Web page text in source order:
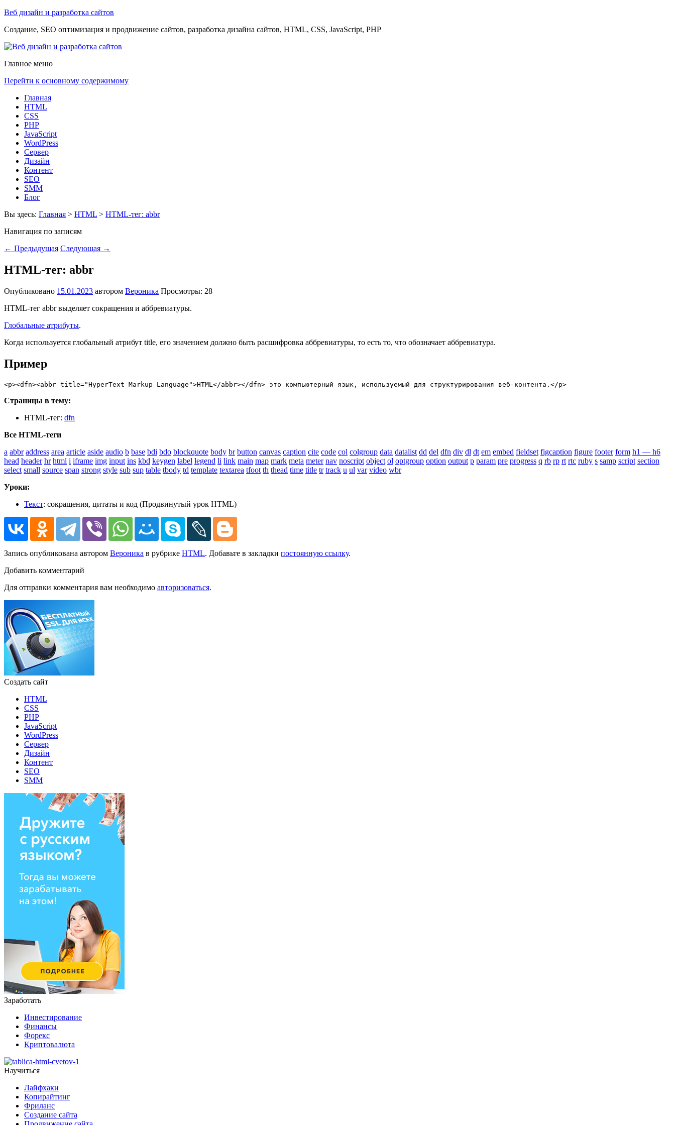
Веб дизайн и разработка сайтов
Создание, SEO оптимизация и продвижение сайтов, разработка дизайна сайтов, HTML, CSS, JavaScript, PHP
Главное меню
Перейти к основному содержимому
Главная
HTML
CSS
PHP
JavaScript
WordPress
Сервер
Дизайн
Контент
SEO
SMM
Блог
Вы здесь: Главная > HTML > HTML-тег: abbr
Навигация по записям
← Предыдущая Следующая →
HTML-тег: abbr
Опубликовано 15.01.2023 автором Вероника Просмотры: 28
HTML-тег abbr выделяет сокращения и аббревиатуры.
Глобальные атрибуты.
Когда используется глобальный атрибут title, его значением должно быть расшифровка аббревиатуры, то есть то, что обозначает аббревиатура.
Пример
<p><dfn><abbr title="HyperText Markup Language">HTML</abbr></dfn> это компьютерный язык, используемый для структурирования веб-контента.</p>
Страницы в тему:
HTML-тег: dfn
Все HTML-теги
a abbr address area article aside audio b base bdi bdo blockquote body br button canvas caption cite code col colgroup data datalist dd del dfn div dl dt em embed fieldset figcaption figure footer form h1 — h6
head header hr html i iframe img input ins kbd keygen label legend li link main map mark meta meter nav noscript object ol optgroup option output p param pre progress q rb rp rt rtc ruby s samp script section
select small source span strong style sub sup table tbody td template textarea tfoot th thead time title tr track u ul var video wbr
Уроки:
Текст: сокращения, цитаты и код (Продвинутый урок HTML)
Запись опубликована автором Вероника в рубрике HTML. Добавьте в закладки постоянную ссылку.
Добавить комментарий
Для отправки комментария вам необходимо авторизоваться.
Создать сайт
HTML
CSS
PHP
JavaScript
WordPress
Сервер
Дизайн
Контент
SEO
SMM
Заработать
Инвестирование
Финансы
Форекс
Криптовалюта
Научиться
Лайфхаки
Копирайтинг
Фриланс
Создание сайта